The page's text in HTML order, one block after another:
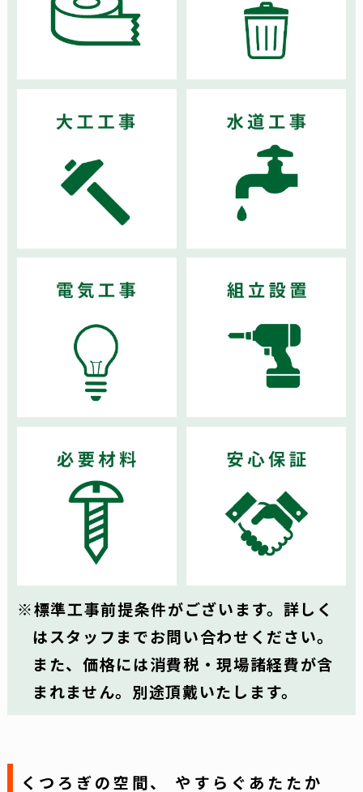
標準工事前提条件がございます。詳しく
はスタッフまでお問い合わせください。
また、価格には消費税・現場諸経費が含
まれません。別途頂戴いたします。
くつろぎの空間、 やすらぐあたたか